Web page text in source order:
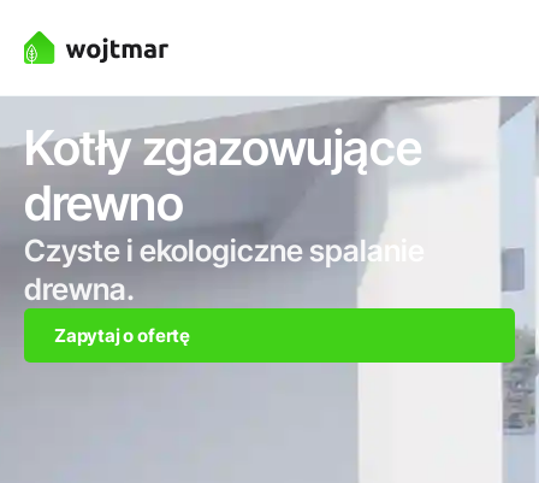
Kotły zgazowujące
drewno
Czyste i ekologiczne spalanie
drewna.
Zapytaj o ofertę